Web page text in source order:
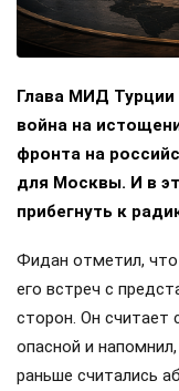
Глава МИД Турции
война на
фронта на
для Москвы. И в
прибегнуть к
Фидан отметил,
его встреч с
сторон. Он
опасной и
раньше считались